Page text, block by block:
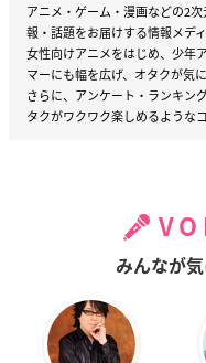
アニメ・ゲーム・漫画などの2
報・話題をお届けする情報メデ
女性向けアニメをはじめ、少年
マーにも幅を広げ、オタクが気
さらに、アンケート・ランキン
タクがワクワク楽しめるような
みんなが